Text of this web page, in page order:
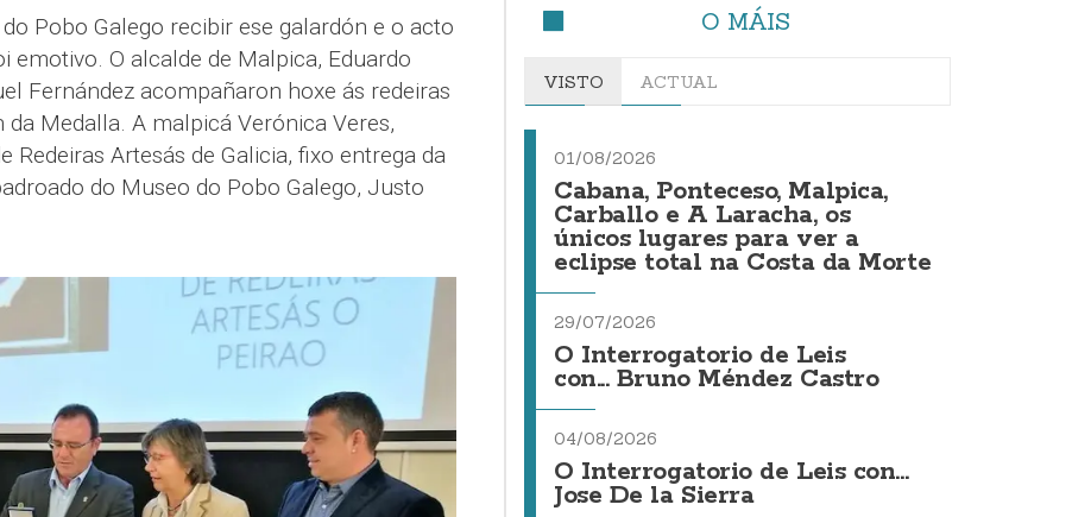
Pobo Galego recibir ese galardón e o acto
emotivo. O alcalde de Malpica, Eduardo
Fernández acompañaron hoxe ás redeiras
Medalla. A malpicá Verónica Veres,
Redeiras Artesás de Galicia, fixo entrega da
do Museo do Pobo Galego, Justo
O MÁIS
VISTO ACTUAL
01/08/2026
Cabana, Ponteceso, Malpica,
Carballo e A Laracha, os
únicos lugares para ver a
eclipse total na Costa da Morte
29/07/2026
O Interrogatorio de Leis
con... Bruno Méndez Castro
04/08/2026
O Interrogatorio de Leis con...
Jose De la Sierra